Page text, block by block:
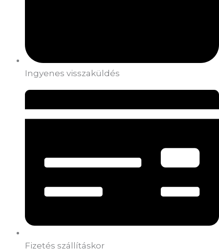
Ingyenes visszaküldés
Fizetés szállításkor